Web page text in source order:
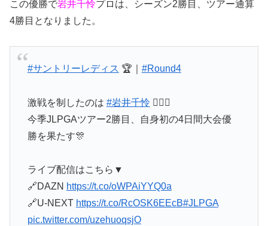
この優勝で岩井千怜プロは、シーズン2勝目、ツアー通算
4勝目となりました。
#サントリーレディス 🏆｜ #Round4
激戦を制したのは #岩井千怜🏌️‍♀️👏
今季JLPGAツアー2勝目、自身初の4日間大会優
勝を果たす🎊
ライブ配信はこちら▼
🔗DAZN https://t.co/oWPAiYYQ0a
🔗U-NEXT https://t.co/RcOSK6EEcB#JLPGA
pic.twitter.com/uzehuoqsjO